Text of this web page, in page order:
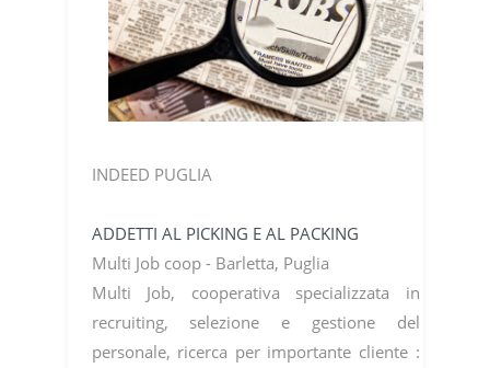
INDEED PUGLIA
ADDETTI AL PICKING E AL PACKING
Multi Job coop - Barletta, Puglia
Multi Job, cooperativa specializzata in
recruiting, selezione e gestione del
personale, ricerca per importante cliente :